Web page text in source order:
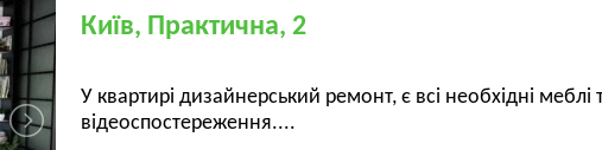
Київ, Практична, 2
У квартирі дизайнерський ремонт, є всі необхідні меблі
відеоспостереження....